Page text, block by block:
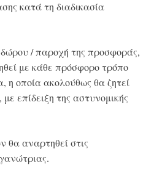
κατά τη διαδικασία
/ παροχή της προσφοράς,
με κάθε πρόσφορο τρόπο
η οποία ακολούθως θα ζητεί
επίδειξη της αστυνομικής
θα αναρτηθεί στις